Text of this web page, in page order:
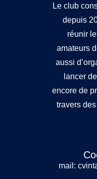
Le club
depuis
réunir
amateurs
aussi
lancer
encore de
travers
mail: